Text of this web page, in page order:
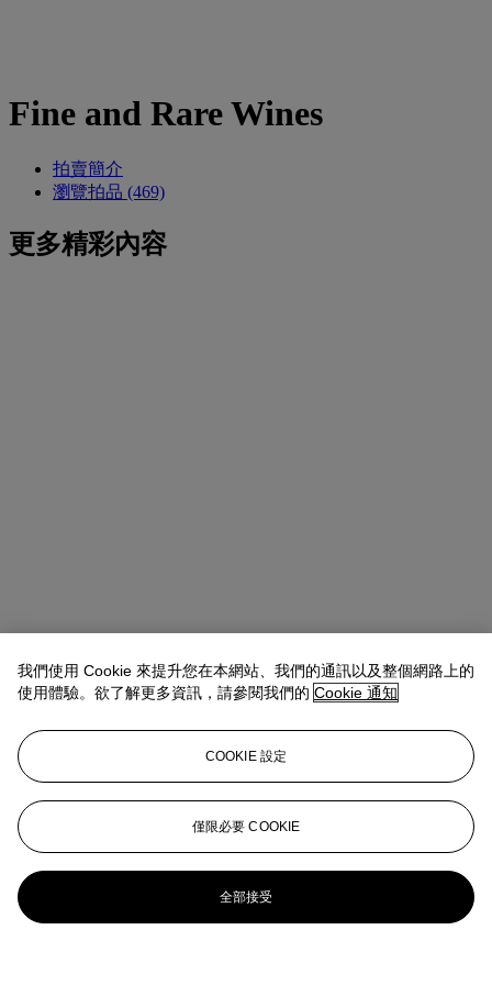
Fine and Rare Wines
拍賣簡介
瀏覽拍品 (469)
更多精彩內容
我們使用 Cookie 來提升您在本網站、我們的通訊以及整個網路上的
使用體驗。欲了解更多資訊，請參閱我們的 Cookie 通知
COOKIE 設定
僅限必要 COOKIE
全部接受